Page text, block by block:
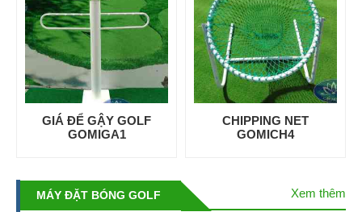
GIÁ ĐỂ GẬY GOLF
GOMIGA1
CHIPPING NET
GOMICH4
MÁY ĐẶT BÓNG GOLF Xem thêm